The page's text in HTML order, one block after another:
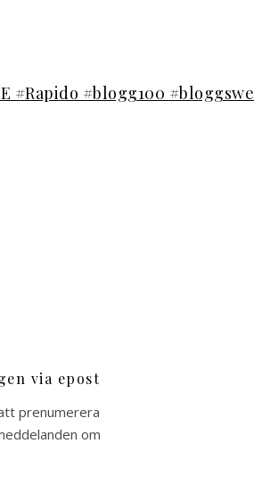
#Rapido #blogg100 #bloggswe
via epost
prenumerera
om